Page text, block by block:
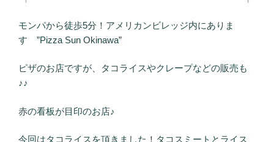
モンパから徒歩5分！アメリカンビレッジ内にありま
す ”Pizza Sun Okinawa”
ピザのお店ですが、タコライスやクレープなどの販売も
♪♪
赤の看板が目印のお店♪
今回はタコライスを頂きました！タコスミートとライス